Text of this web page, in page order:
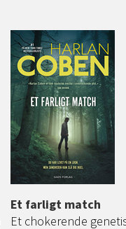
Et farligt match
Et chokerende